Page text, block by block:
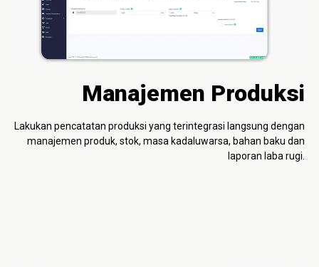
Manajemen Produksi
Lakukan pencatatan produksi yang terintegrasi langsung dengan
manajemen produk, stok, masa kadaluwarsa, bahan baku dan
laporan laba rugi.